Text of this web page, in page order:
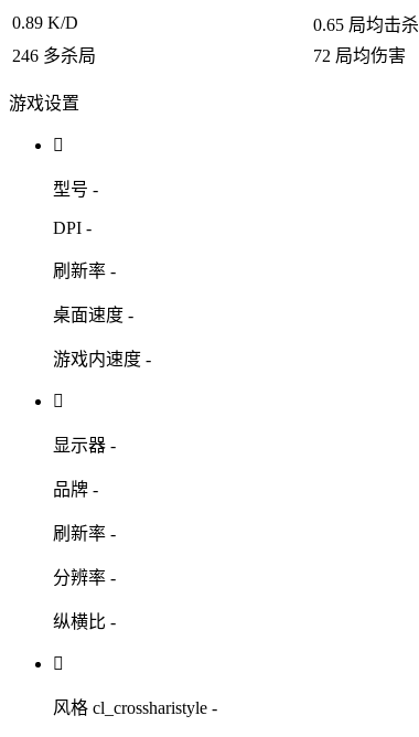
0.89 K/D 0.65 局均击杀
246 多杀局 72 局均伤害
游戏设置

型号 -
DPI -
刷新率 -
桌面速度 -
游戏内速度 -

显示器 -
品牌 -
刷新率 -
分辨率 -
纵横比 -

风格 cl_crossharistyle -